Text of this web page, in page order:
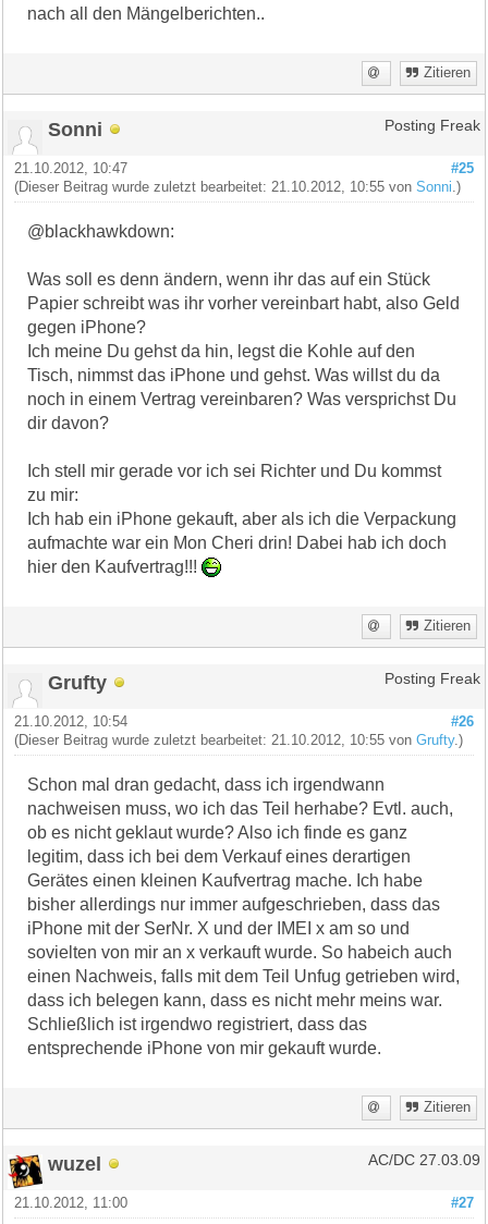
nach all den Mängelberichten..
Zitieren
Sonni Posting Freak
#25
21.10.2012, 10:47
(Dieser Beitrag wurde zuletzt bearbeitet: 21.10.2012, 10:55 vonSonni .)
@blackhawkdown:
Was soll es denn ändern, wenn ihr das auf ein Stück
Papier schreibt was ihr vorher vereinbart habt, also Geld
gegen iPhone?
Ich meine Du gehst da hin, legst die Kohle auf den
Tisch, nimmst das iPhone und gehst. Was willst du da
noch in einem Vertrag vereinbaren? Was versprichst Du
dir davon?
Ich stell mir gerade vor ich sei Richter und Du kommst
zu mir:
Ich hab ein iPhone gekauft, aber als ich die Verpackung
aufmachte war ein Mon Cheri drin! Dabei hab ich doch
hier den Kaufvertrag!!!
Zitieren
Grufty Posting Freak
#26
21.10.2012, 10:54
(Dieser Beitrag wurde zuletzt bearbeitet: 21.10.2012, 10:55 vonGrufty.)
Schon mal dran gedacht, dass ich irgendwann
nachweisen muss, wo ich das Teil herhabe? Evtl. auch,
ob es nicht geklaut wurde? Also ich finde es ganz
legitim, dass ich bei dem Verkauf eines derartigen
Gerätes einen kleinen Kaufvertrag mache. Ich habe
bisher allerdings nur immer aufgeschrieben, dass das
iPhone mit der SerNr. X und der IMEI x am so und
sovielten von mir an x verkauft wurde. So habeich auch
einen Nachweis, falls mit dem Teil Unfug getrieben wird,
dass ich belegen kann, dass es nicht mehr meins war.
Schließlich ist irgendwo registriert, dass das
entsprechende iPhone von mir gekauft wurde.
Zitieren
wuzel AC/DC 27.03.09
#27
21.10.2012, 11:00